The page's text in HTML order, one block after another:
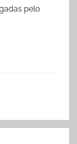
pelo